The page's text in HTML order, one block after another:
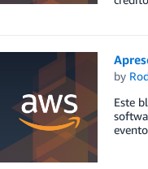
by
Este